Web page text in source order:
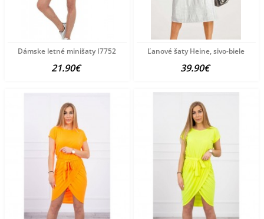
Dámske letné minišaty I7752
21.90€
Ľanové šaty Heine, sivo-biele
39.90€